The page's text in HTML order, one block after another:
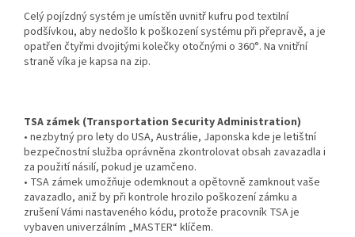
Celý pojízdný systém je umístěn uvnitř kufru pod textilní
podšívkou, aby nedošlo k poškození systému při přepravě, a je
opatřen čtyřmi dvojitými kolečky otočnými o 360°. Na vnitřní
straně víka je kapsa na zip.
TSA zámek (Transportation Security Administration)
• nezbytný pro lety do USA, Austrálie, Japonska kde je letištní
bezpečnostní služba oprávněna zkontrolovat obsah zavazadla i
za použití násilí, pokud je uzamčeno.
• TSA zámek umožňuje odemknout a opětovně zamknout vaše
zavazadlo, aniž by při kontrole hrozilo poškození zámku a
zrušení Vámi nastaveného kódu, protože pracovník TSA je
vybaven univerzálním „MASTER“ klíčem.